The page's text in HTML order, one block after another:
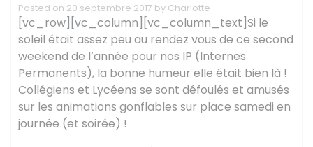
Posted on 20 septembre 2017 by Charlotte
[vc_row][vc_column][vc_column_text]Si le
soleil était assez peu au rendez vous de ce second
weekend de l’année pour nos IP (Internes
Permanents), la bonne humeur elle était bien là !
Collégiens et Lycéens se sont défoulés et amusés
sur les animations gonflables sur place samedi en
journée (et soirée) !